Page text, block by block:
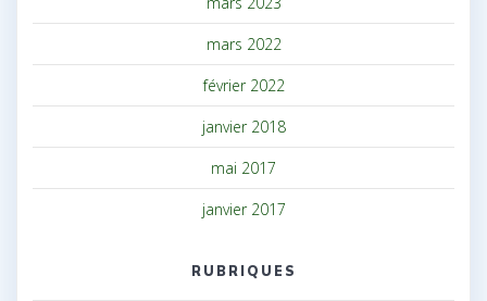
mars 2022
février 2022
janvier 2018
mai 2017
janvier 2017
RUBRIQUES